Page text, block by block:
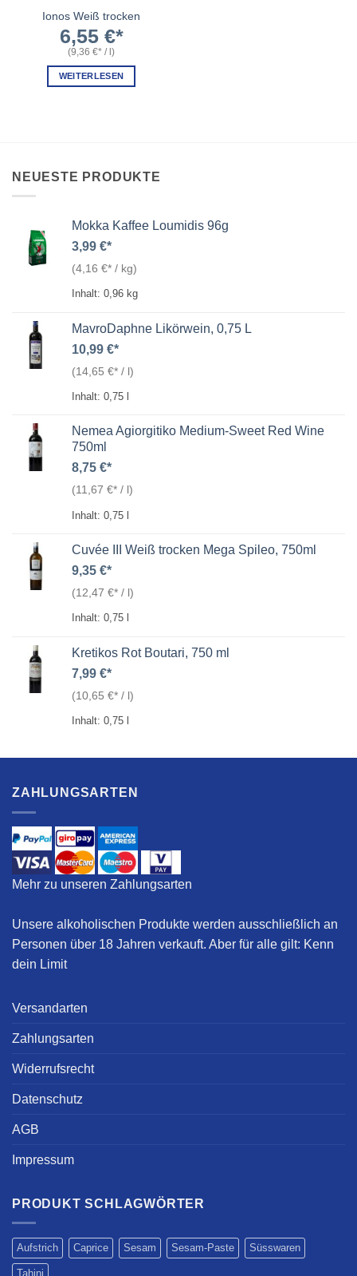
Ionos Weiß trocken
6,55 €
(9,36 € / )
WEITERLESEN
NEUESTE PRODUKTE
Mokka Kaffee Loumidis 96g
3,99 €
(4,16 € / kg)
Inhalt: 0,96 kg
MavroDaphne Likörwein, 0,75 L
10,99 €
(14,65 € / l)
Inhalt: 0,75
Nemea Agiorgitiko Medium-Sweet Red Wine
750ml
8,75 €
(11,67 € / l)
Inhalt: 0,75 l
Cuvée III Weiß trocken Mega Spileo, 750ml
9,35 €
(12,47 € / l)
Inhalt: 0,75
Kretikos Rot Boutari, 750 ml
7,99 €
(10,65 € / l)
Inhalt: 0,75 l
ZAHLUNGSARTEN
Mehr zu unseren Zahlungsarten
Unsere alkoholischen Produkte werden ausschließlich an
Personen über 18 Jahren verkauft. Aber für alle gilt: Kenn
dein Limit
Versandarten
Zahlungsarten
Widerrufsrecht
Datenschutz
AGB
Impressum
PRODUKT SCHLAGWÖRTER
Aufstrich Caprice Sesam Sesam-Paste Süsswaren
Tahini